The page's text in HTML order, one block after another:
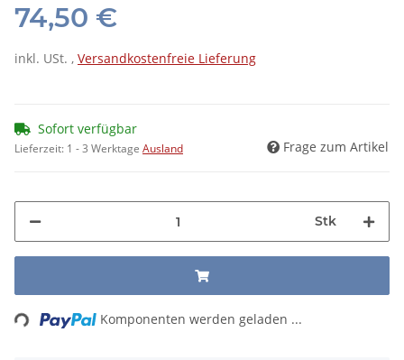
74,50 €
inkl. USt. , Versandkostenfreie Lieferung
Sofort verfügbar
Lieferzeit: 1 - 3 Werktage Ausland Frage zum Artikel
Stk
Komponenten werden geladen ...